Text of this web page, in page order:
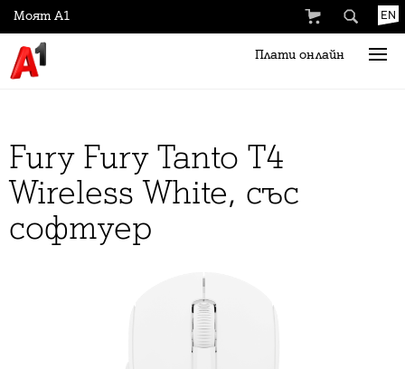
EN
Плати онлайн
Моят А1
Fury Fury Tanto T4
Wireless White, със
софтуер